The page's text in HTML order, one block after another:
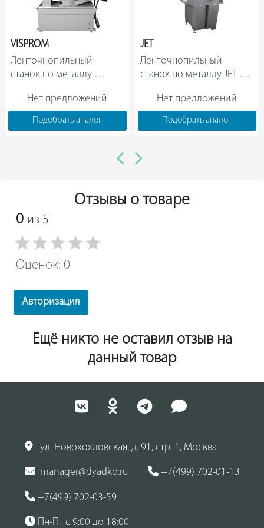
VISPROM
Ленточнопильный
станок по металлу
38811600
Нет предложений
Подобрать аналог
JET
Ленточнопильный
станок по металлу JET
Нет предложений
Подобрать аналог
Отзывы о товаре
0 из 5
Оценок: 0
Авторизация
Ещё никто не оставил отзыв на
данный товар
ул. Новохохловская, д. 91, стр. 1, Москва
manager@dyadko.ru +7(499) 702-01-13
+7(499) 702-03-59
Пн-Пт с 9:00 до 18:00